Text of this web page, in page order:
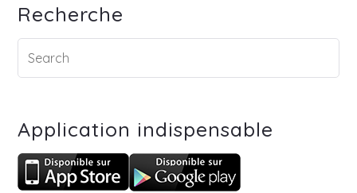
Recherche
Application indispensable